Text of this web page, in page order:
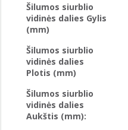
Šilumos siurblio
vidinės dalies Gylis
(mm)
Šilumos siurblio
vidinės dalies
Plotis (mm)
Šilumos siurblio
vidinės dalies
Aukštis (mm):